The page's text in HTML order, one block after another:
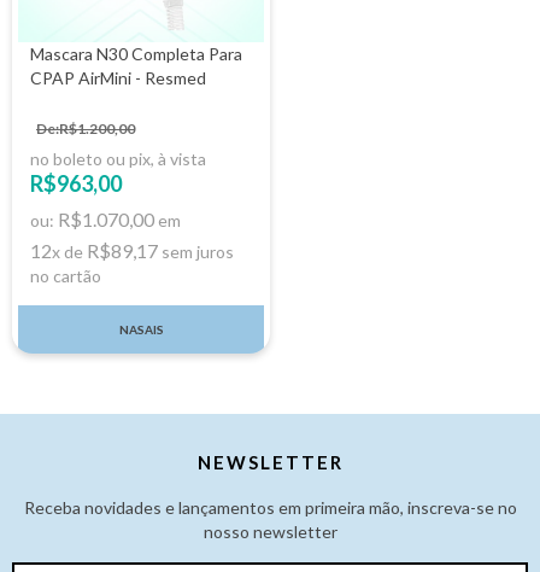
Mascara N30 Completa Para
CPAP AirMini - Resmed
De:R$1.200,00
no boleto ou pix, à vista
R$963,00
ou: R$1.070,00 em
12x de R$89,17 sem juros
no cartão
NASAIS
NEWSLETTER
Receba novidades e lançamentos em primeira mão, inscreva-se no
nosso newsletter